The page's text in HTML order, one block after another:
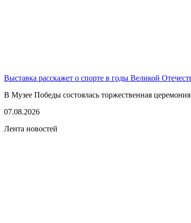
Выставка расскажет о спорте в годы Великой
В Музее Победы состоялась торжественная
07.08.2026
Лента новостей